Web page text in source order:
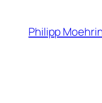
content
Philipp